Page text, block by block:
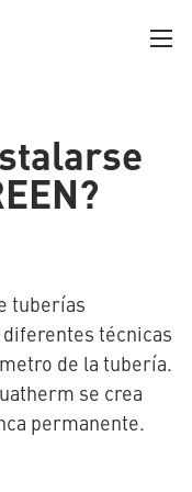
tuberías
técnicas
de la tubería.
se crea
permanente.